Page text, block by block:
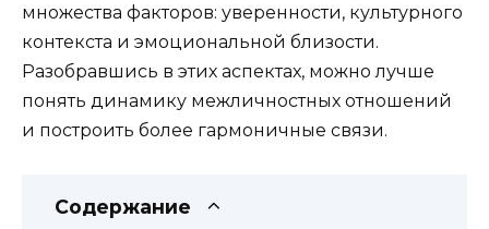
множества факторов: уверенности, культурного
контекста и эмоциональной близости.
Разобравшись в этих аспектах, можно лучше
понять динамику межличностных отношений
и построить более гармоничные связи.
Содержание